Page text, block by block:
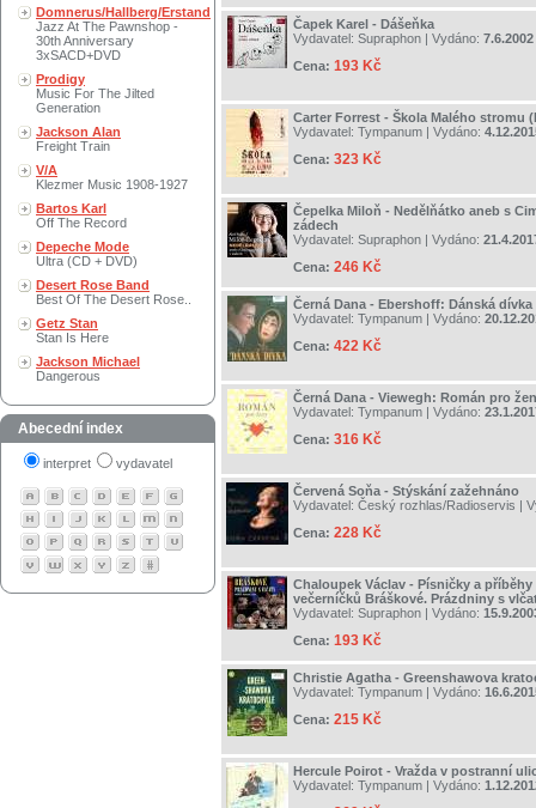
Domnerus/Hallberg/Erstand
Jazz At The Pawnshop -
30th Anniversary
3xSACD+DVD
Prodigy
Music For The Jilted
Generation
Jackson Alan
Freight Train
V/A
Klezmer Music 1908-1927
Bartos Karl
Off The Record
Depeche Mode
Ultra (CD + DVD)
Desert Rose Band
Best Of The Desert Rose..
Getz Stan
Stan Is Here
Jackson Michael
Dangerous
Abecední index
interpret vydavatel
Čapek Karel - Dášeňka
Vydavatel: Supraphon | Vydáno: 7.6.2002
Cena: 193 Kč
Carter Forrest - Škola Malého stromu
Vydavatel: Tympanum | Vydáno:
Cena: 323 Kč
Čepelka Miloň - Nedělňátko aneb s
zádech
Vydavatel: Supraphon | Vydáno:
Cena: 246 Kč
Černá Dana - Ebershoff: Dánská
Vydavatel: Tympanum | Vydáno:
Cena: 422 Kč
Černá Dana - Viewegh: Román pro
Vydavatel: Tympanum | Vydáno:
Cena: 316 Kč
Červená Soňa - Stýskání zažehnáno
Vydavatel: Český rozhlas/Radioservis |
Cena: 228 Kč
Chaloupek Václav - Písničky a příběhy
večerníčků Bráškové. Prázdniny s
Vydavatel: Supraphon | Vydáno:
Cena: 193 Kč
Christie Agatha - Greenshawova
Vydavatel: Tympanum | Vydáno:
Cena: 215 Kč
Hercule Poirot - Vražda v postranní
Vydavatel: Tympanum | Vydáno: